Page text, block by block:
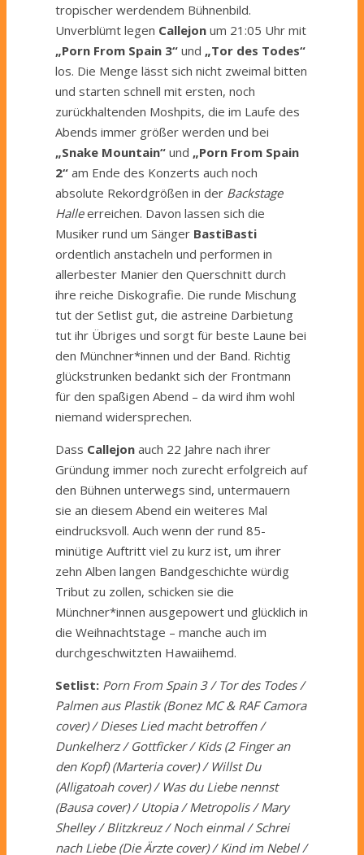
tropischer werdendem Bühnenbild.
Unverblümt legen Callejon um 21:05 Uhr mit
„Porn From Spain 3“ und „Tor des Todes“
los. Die Menge lässt sich nicht zweimal bitten
und starten schnell mit ersten, noch
zurückhaltenden Moshpits, die im Laufe des
Abends immer größer werden und bei
„Snake Mountain“ und „Porn From Spain
2“ am Ende des Konzerts auch noch
absolute Rekordgrößen in der Backstage
Halleerreichen. Davon lassen sich die
Musiker rund um Sänger BastiBasti
ordentlich anstacheln und performen in
allerbester Manier den Querschnitt durch
ihre reiche Diskografie. Die runde Mischung
tut der Setlist gut, die astreine Darbietung
tut ihr Übriges und sorgt für beste Laune bei
den Münchner*innen und der Band. Richtig
glückstrunken bedankt sich der Frontmann
für den spaßigen Abend – da wird ihm wohl
niemand widersprechen.
Dass Callejon auch 22 Jahre nach ihrer
Gründung immer noch zurecht erfolgreich auf
den Bühnen unterwegs sind, untermauern
sie an diesem Abend ein weiteres Mal
eindrucksvoll. Auch wenn der rund 85-
minütige Auftritt viel zu kurz ist, um ihrer
zehn Alben langen Bandgeschichte würdig
Tribut zu zollen, schicken sie die
Münchner*innen ausgepowert und glücklich in
die Weihnachtstage – manche auch im
durchgeschwitzten Hawaiihemd.
Setlist: Porn From Spain 3 / Tor des Todes /
Palmen aus Plastik (Bonez MC & RAF Camora
cover) / Dieses Lied macht betroffen /
Dunkelherz / Gottficker / Kids (2 Finger an
den Kopf) (Marteria cover) / Willst Du
(Alligatoah cover) / Was du Liebe nennst
(Bausa cover) / Utopia / Metropolis / Mary
Shelley / Blitzkreuz / Noch einmal / Schrei
nach Liebe (Die Ärzte cover) / Kind im Nebel /